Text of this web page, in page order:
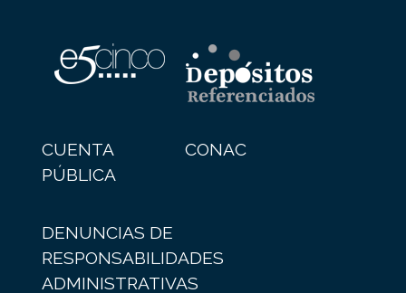
CUENTA
PÚBLICA
CONAC
DENUNCIAS DE
RESPONSABILIDADES
ADMINISTRATIVAS